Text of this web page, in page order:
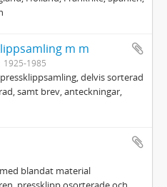
m m
1925-1985
delvis sorterad
samt brev, anteckningar,
blandat material